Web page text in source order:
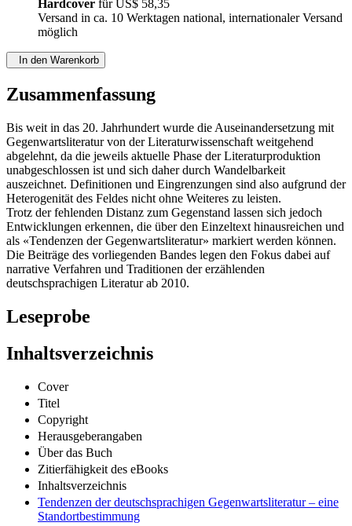
Hardcover fürUS$ 58,35
Versand in ca. 10 Werktagen national, internationaler Versand
möglich
In den Warenkorb
Zusammenfassung
Bis weit in das 20. Jahrhundert wurde die Auseinandersetzung mit
Gegenwartsliteratur von der Literaturwissenschaft weitgehend
abgelehnt, da die jeweils aktuelle Phase der Literaturproduktion
unabgeschlossen ist und sich daher durch Wandelbarkeit
auszeichnet. Definitionen und Eingrenzungen sind also aufgrund der
Heterogenität des Feldes nicht ohne Weiteres zu leisten.
Trotz der fehlenden Distanz zum Gegenstand lassen sich jedoch
Entwicklungen erkennen, die über den Einzeltext hinausreichen und
als «Tendenzen der Gegenwartsliteratur» markiert werden können.
Die Beiträge des vorliegenden Bandes legen den Fokus dabei auf
narrative Verfahren und Traditionen der erzählenden
deutschsprachigen Literatur ab 2010.
Leseprobe
Inhaltsverzeichnis
Cover
Titel
Copyright
Herausgeberangaben
Über das Buch
Zitierfähigkeit des eBooks
Inhaltsverzeichnis
Tendenzen der deutschsprachigen Gegenwartsliteratur – eine
Standortbestimmung